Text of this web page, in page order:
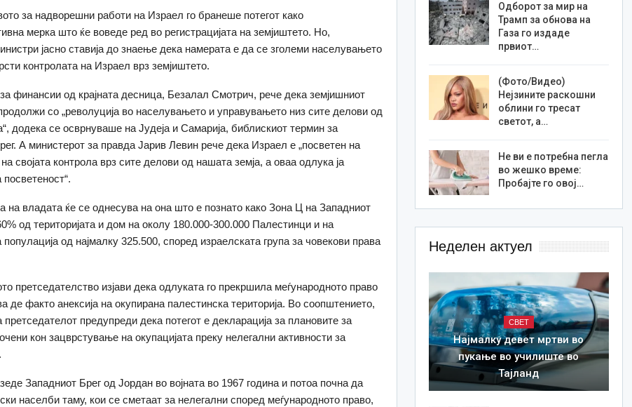
за надворешни работи на Израел го бранеше потегот како
мерка што ќе воведе ред во регистрацијата на земјиштето. Но,
јасно ставија до знаење дека намерата е да се зголеми населувањето
контролата на Израел врз земјиштето.
финансии од крајната десница, Безалал Смотрич, рече дека земјишниот
со „револуција во населувањето и управувањето низ сите делови од
додека се осврнуваше на Јудеја и Самарија, библискиот термин за
А министерот за правда Јарив Левин рече дека Израел е „посветен на
својата контрола врз сите делови од нашата земја, а оваа одлука ја
посветеност“.
на владата ќе се однесува на она што е познато како Зона Ц на Западниот
од територијата и дом на околу 180.000-300.000 Палестинци и на
од најмалку 325.500, според израелската група за човекови права
претседателство изјави дека одлуката го прекршила меѓународното право
де факто анексија на окупирана палестинска територија. Во соопштението,
претседателот предупреди дека потегот е декларација за плановите за
кон зацврстување на окупацијата преку нелегални активности за
Западниот Брег од Јордан во војната во 1967 година и потоа почна да
населби таму, кои се сметаат за нелегални според меѓународното право,
Одборот за мир на
Трамп за обнова на
Газа го издаде
првиот…
(Фото/Видео)
Нејзините раскошни
облини го тресат
светот, а…
Не ви е потребна пегла
во жешко време:
Пробајте го овој…
Неделен актуел
СВЕТ
Најмалку девет мртви во
пукање во училиште во
Тајланд